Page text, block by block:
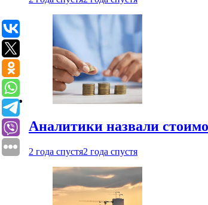
Аналитики назвали
2 года спустя2 года спустя